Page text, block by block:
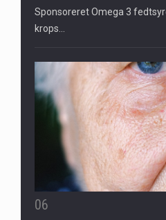
Sponsoreret Omega 3
krops…
06